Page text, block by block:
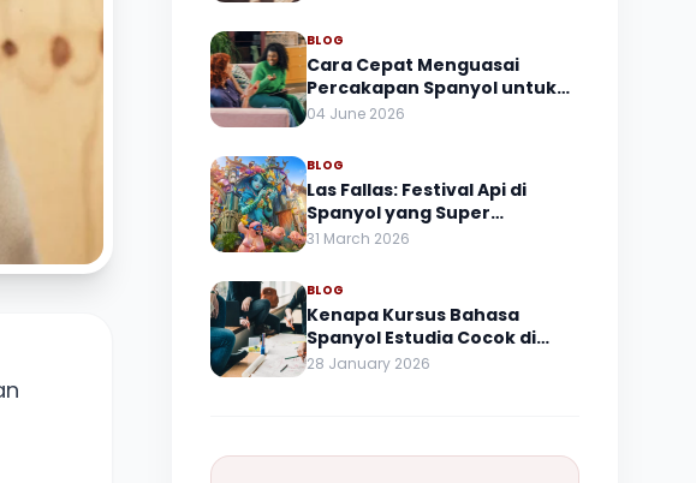
BLOG
Cara Cepat Menguasai
Percakapan Spanyol untuk
Pemula
04 June 2026
BLOG
Las Fallas: Festival Api di
Spanyol yang Super
Spektakuler
31 March 2026
BLOG
Kenapa Kursus Bahasa
Spanyol Estudia Cocok di
Setiap Level
28 January 2026